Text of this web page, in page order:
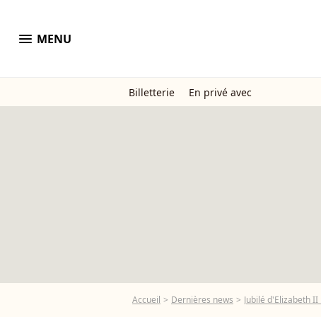
menu MENU
Billetterie En privé avec
Accueil Dernières news Jubilé d'Elizabeth